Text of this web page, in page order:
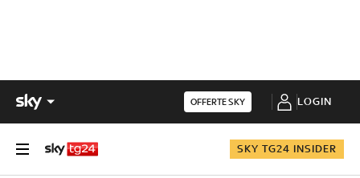
OFFERTE SKY LOGIN
SKY TG24 INSIDER